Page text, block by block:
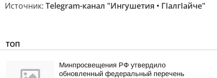
Источник: Telegram-канал "Ингушетия • ГIалгIайче"
ТОП
Минпросвещения РФ утвердило
обновленный федеральный перечень